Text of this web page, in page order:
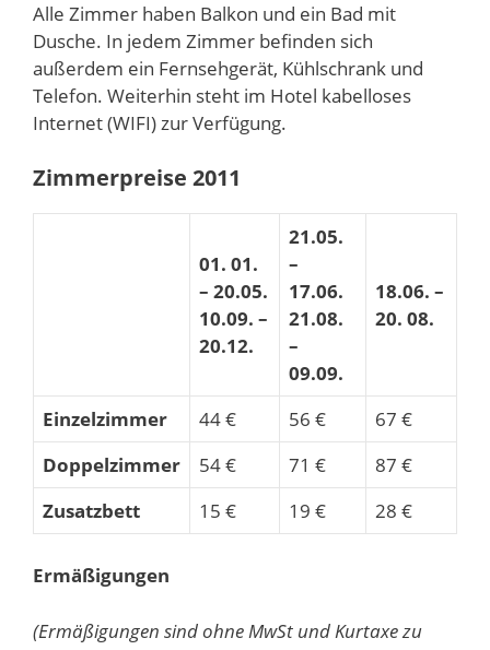
Alle Zimmer haben Balkon und ein Bad mit
Dusche. In jedem Zimmer befinden sich
außerdem ein Fernsehgerät, Kühlschrank und
Telefon. Weiterhin steht im Hotel kabelloses
Internet (WIFI) zur Verfügung.
Zimmerpreise 2011
01. 01.
– 20.05.
10.09. –
20.12.
21.05.
–
17.06.
21.08.
–
09.09.
18.06. –
20. 08.
Einzelzimmer 44 € 56 €
67 €
Doppelzimmer
54 € 71 €
87 €
Zusatzbett
15 € 19 € 28 €
Ermäßigungen
(Ermäßigungen sind ohne MwSt und Kurtaxe zu